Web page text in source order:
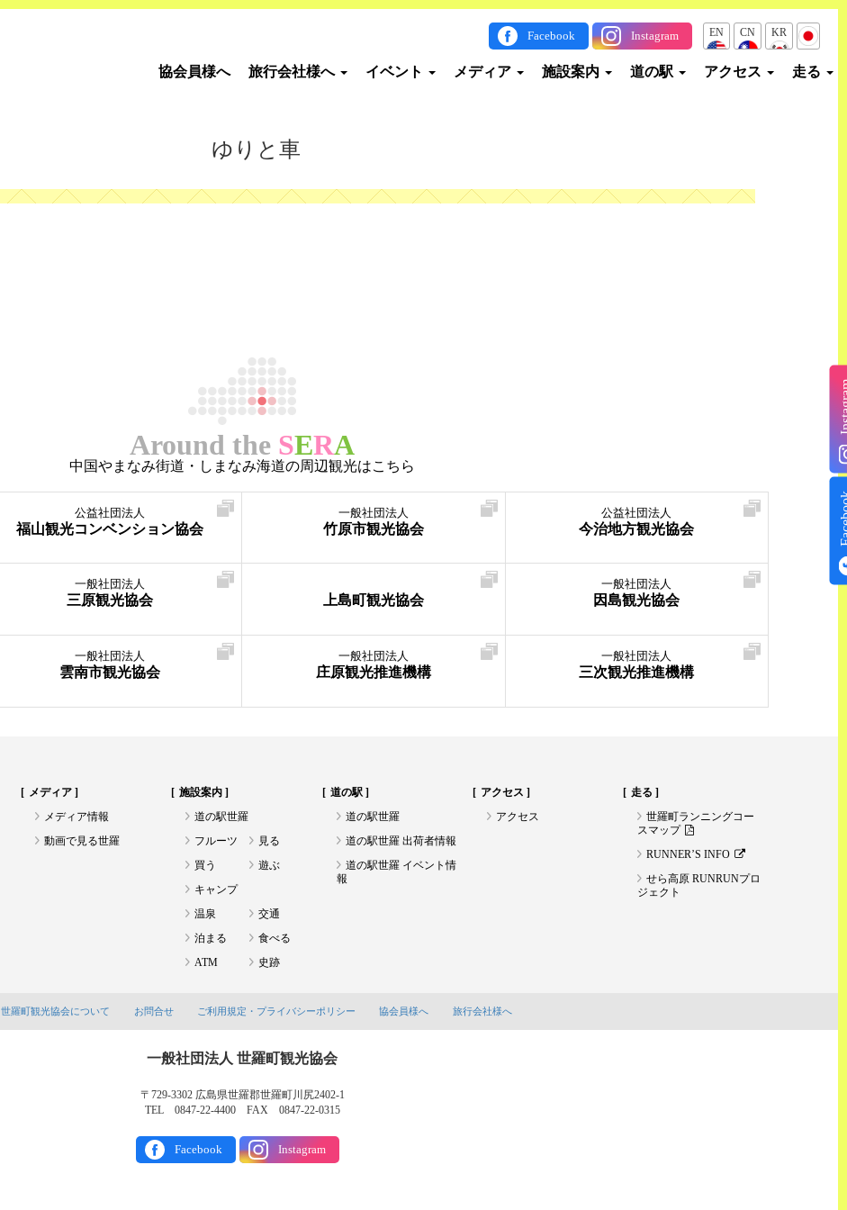
Facebook Instagram EN CN KR JP
協会員様へ 旅行会社様へ イベント メディア 施設案内 道の駅 アクセス 走る
ゆりと車
Around the SERA
中国やまなみ街道・しまなみ海道の周辺観光はこちら
公益社団法人
福山観光コンベンション協会
一般社団法人
竹原市観光協会
公益社団法人
今治地方観光協会
一般社団法人
三原観光協会 上島町観光協会
一般社団法人
因島観光協会
一般社団法人
雲南市観光協会
一般社団法人
庄原観光推進機構
一般社団法人
三次観光推進機構
メディア
メディア情報
動画で見る世羅
施設案内
道の駅世羅
フルーツ
見る
買う
遊ぶ
キャンプ
温泉
交通
泊まる
食べる
ATM
史跡
道の駅
道の駅世羅
道の駅世羅 出荷者情報
道の駅世羅 イベント情
報
アクセス
アクセス
走る
世羅町ランニングコー
スマップ
RUNNER’S INFO
せら高原 RUNRUNプロ
ジェクト
世羅町観光協会について お問合せ ご利用規定・プライバシーポリシー 協会員様へ 旅行会社様へ
一般社団法人 世羅町観光協会
〒729-3302 広島県世羅郡世羅町川尻2402-1
TEL 0847-22-4400 FAX 0847-22-0315
Facebook Instagram